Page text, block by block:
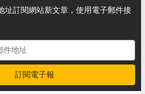
址訂閱網站新文章，使用電子郵件接
訂閱電子報